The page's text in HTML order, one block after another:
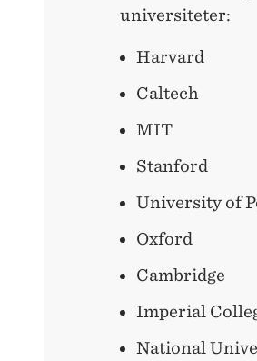
universiteter:
Harvard
Caltech
MIT
Stanford
University of
Oxford
Cambridge
Imperial
National